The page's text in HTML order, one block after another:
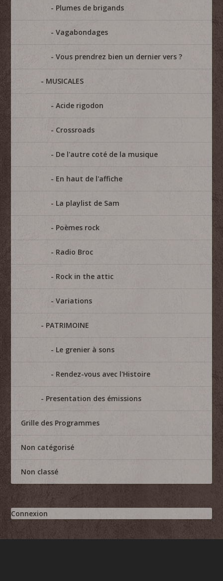
Plumes de brigands
Vagabondages
Vous prendrez bien un dernier vers ?
MUSICALES
Acide rigodon
Crossroads
De l'autre coté de la musique
En haut de l'affiche
La playlist de Sam
Poèmes rock
Radio Broc
Rock in the attic
Variations
PATRIMOINE
Le grenier à sons
Rendez-vous avec l'Histoire
Presentation des émissions
Grille des Programmes
Non catégorisé
Non classé
Connexion